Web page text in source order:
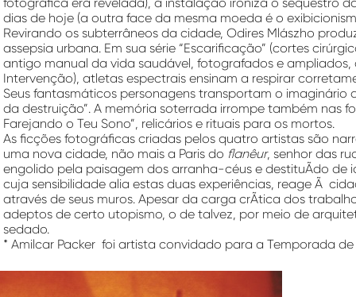
dias de hoje (a outra face da mesma moeda é o
Revirando os subterrâneos da cidade, Odires Mlászho
assepsia urbana. Em sua série “Escarificação” (cortes
antigo manual da vida saudável, fotografados e ampliados,
Intervenção), atletas espectrais ensinam a respirar
Seus fantasmáticos personagens transportam o
da destruição”. A memória soterrada irrompe também nas
Farejando o Teu Sono”, relicários e rituais para os mortos.
As ficções fotográficas criadas pelos quatro artistas são
uma nova cidade, não mais a Paris do flanêur, senhor das
engolido pela paisagem dos arranha-céus e destituÃ­do de
cuja sensibilidade alia estas duas experiências, reage Ã
através de seus muros. Apesar da carga crÃ­tica dos
adeptos de certo utopismo, o de talvez, por meio de
sedado.
* Amilcar Packer foi artista convidado para a Temporada de